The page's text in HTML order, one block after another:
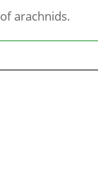
arachnids.